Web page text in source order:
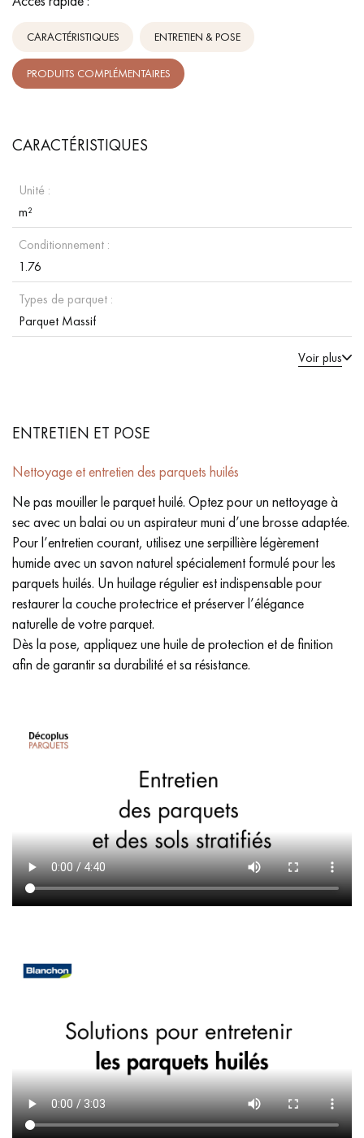
CARACTÉRISTIQUES ENTRETIEN & POSE
PRODUITS COMPLÉMENTAIRES
CARACTÉRISTIQUES
Unité :
m²
Conditionnement :
1.76
Types de parquet :
Parquet Massif
Voir plus
ENTRETIEN ET POSE
Nettoyage et entretien des parquets huilés
Ne pas mouiller le parquet huilé. Optez pour un nettoyage à
sec avec un balai ou un aspirateur muni d’une brosse adaptée.
Pour l’entretien courant, utilisez une serpillière légèrement
humide avec un savon naturel spécialement formulé pour les
parquets huilés. Un huilage régulier est indispensable pour
restaurer la couche protectrice et préserver l’élégance
naturelle de votre parquet.
Dès la pose, appliquez une huile de protection et de finition
afin de garantir sa durabilité et sa résistance.